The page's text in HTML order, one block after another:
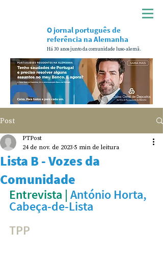
Há 30 anos junto da comunidade luso-alemã.
O jornal português de
referência na Alemanha
Post
Lista B - Vozes da
Comunidade
PTPost
24 de nov. de 2023 5 min de leitura
Entrevista | António Horta,
Cabeça-de-Lista
TPP